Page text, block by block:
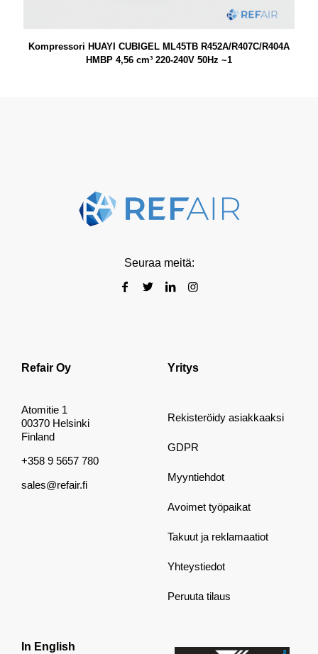
Kompressori HUAYI CUBIGEL ML45TB R452A/R407C/R404A
HMBP 4,56 cm³ 220-240V 50Hz ~1
Seuraa meitä:
Refair Oy
Atomitie 1
00370 Helsinki
Finland
+358 9 5657 780
sales@refair.fi
Yritys
Rekisteröidy asiakkaaksi
GDPR
Myyntiehdot
Avoimet työpaikat
Takuut ja reklamaatiot
Yhteystiedot
Peruuta tilaus
In English